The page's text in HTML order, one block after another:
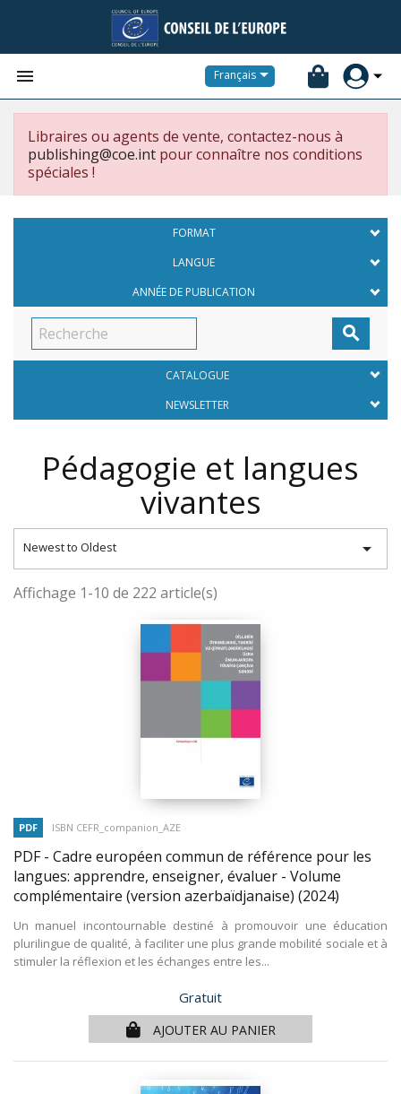
 Français
Libraires ou agents de vente, contactez-nous à
publishing@coe.int pour connaître nos conditions
spéciales !
FORMAT
LANGUE
ANNÉE DE PUBLICATION

CATALOGUE
NEWSLETTER
Pédagogie et langues
vivantes
Newest to Oldest 
Affichage 1-10 de 222 article(s)
PDF ISBN CEFR_companion_AZE
PDF - Cadre européen commun de référence pour les
langues: apprendre, enseigner, évaluer - Volume
complémentaire (version azerbaïdjanaise) (2024)
Un manuel incontournable destiné à promouvoir une éducation
plurilingue de qualité, à faciliter une plus grande mobilité sociale et à
stimuler la réflexion et les échanges entre les...
Prix
Gratuit
AJOUTER AU PANIER